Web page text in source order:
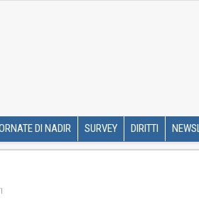
SKIP TO CONTENT
DI NADIR SURVEY DIRITTI